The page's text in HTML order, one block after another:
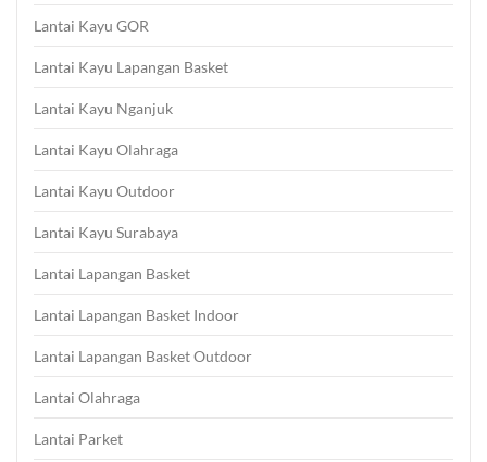
Lantai Kayu GOR
Lantai Kayu Lapangan Basket
Lantai Kayu Nganjuk
Lantai Kayu Olahraga
Lantai Kayu Outdoor
Lantai Kayu Surabaya
Lantai Lapangan Basket
Lantai Lapangan Basket Indoor
Lantai Lapangan Basket Outdoor
Lantai Olahraga
Lantai Parket